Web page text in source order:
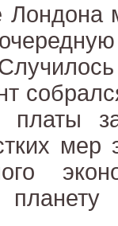
Лондона
платы
мер